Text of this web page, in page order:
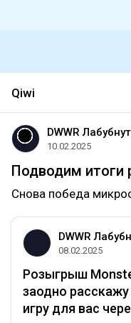
Qiwi
DWWR
10.02.2025
Подводим
Снова победа
DWWR
08.02.2025
Розыгрыш
заодно
игру для вас